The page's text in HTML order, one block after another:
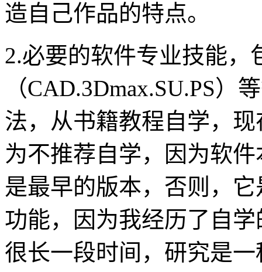
造自己作品的特点。
2.必要的软件专业技能，
（CAD.3Dmax.SU.PS
法，从书籍教程自学，
为不推荐自学，因为软
是最早的版本，否则，
功能，因为我经历了自
很长一段时间，研究是